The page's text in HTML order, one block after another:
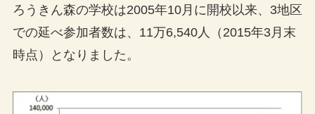
ろうきん森の学校は2005年10月に開校以来、3地区
での延べ参加者数は、11万6,540人（2015年3月末
時点）となりました。